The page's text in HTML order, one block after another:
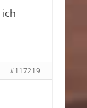
#117219